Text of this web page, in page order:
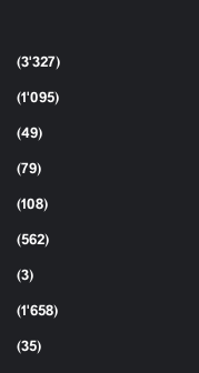
(3٬327)
(1٬095)
(49)
(79)
(108)
(562)
(3)
(1٬658)
(35)